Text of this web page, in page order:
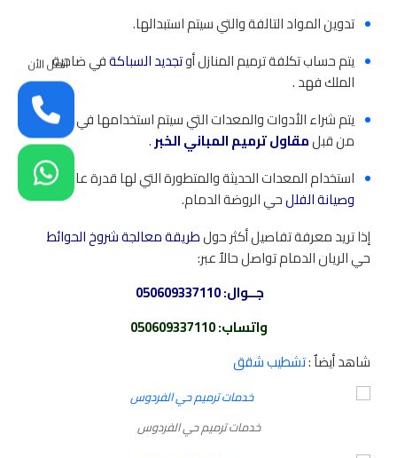
تدوين المواد التالفة والتي سيتم استبدالها.
يتم حساب تكلفة ترميم المنازل أوتجديد السباكةفي ضاحية
الملك فهد .
يتم شراء الأدوات والمعدات التي سيتم استخدامها في العمل
من قبلمقاول ترميم المباني الخبر.
استخدام المعدات الحديثة والمتطورة التي لها قدرة عاليةترميم
وصيانة الفللحي الروضة الدمام.
إذا تريد معرفة تفاصيل أكثر حولطريقة معالجة شروخ الحوائط
حي الريان الدمام تواصل حالاٌ عبر:
جــوال:
واتساب:
050609337110
شاهد أيضاٌ :تشطيب شقق
خدمات ترميم حي الفردوس
اتصل الأن